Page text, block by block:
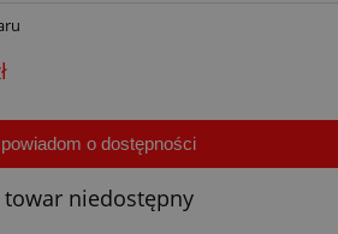
powiadom o dostępności
towar niedostępny